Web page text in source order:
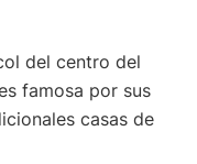
del centro del
famosa por sus
casas de